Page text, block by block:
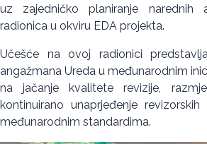
uz zajedničko planiranje narednih
radionica u okviru EDA projekta.
Učešće na ovoj radionici
angažmana Ureda u međunarodnim
na jačanje kvalitete revizije,
kontinuirano unaprjeđenje
međunarodnim standardima.